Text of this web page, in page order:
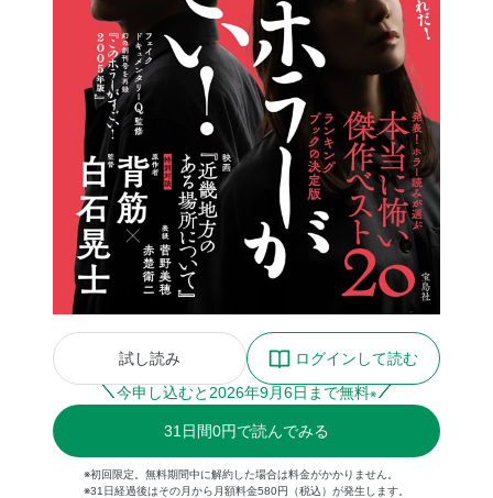
試し読み
ログインして読む
今申し込むと 2026年9月6日まで無料※
31 日間0円で読んでみる
※初回限定。無料期間中に解約した場合は料金がかかりません。
※31日経過後はその月から月額料金580円（税込）が発生します。